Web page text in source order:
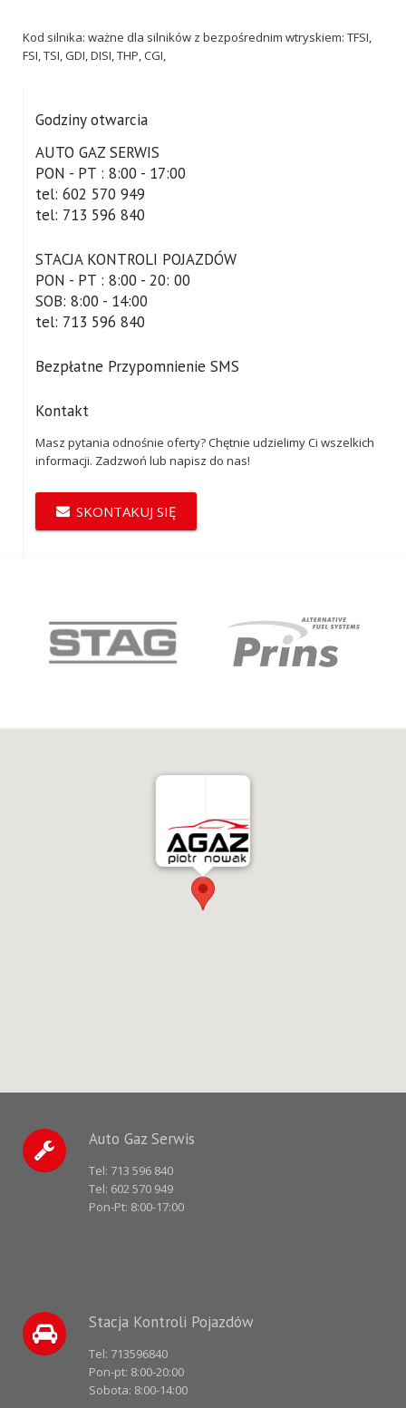
Kod silnika: ważne dla silników z bezpośrednim wtryskiem: TFSI,
FSI, TSI, GDI, DISI, THP, CGI,
Godziny otwarcia
AUTO GAZ SERWIS
PON - PT : 8:00 - 17:00
tel: 602 570 949
tel: 713 596 840
STACJA KONTROLI POJAZDÓW
PON - PT : 8:00 - 20: 00
SOB: 8:00 - 14:00
tel: 713 596 840
Bezpłatne Przypomnienie SMS
Kontakt
Masz pytania odnośnie oferty? Chętnie udzielimy Ci wszelkich
informacji. Zadzwoń lub napisz do nas!
SKONTAKUJ SIĘ
Auto Gaz Serwis
Tel: 713 596 840
Tel: 602 570 949
Pon-Pt: 8:00-17:00
Stacja Kontroli Pojazdów
Tel: 713596840
Pon-pt: 8:00-20:00
Sobota: 8:00-14:00